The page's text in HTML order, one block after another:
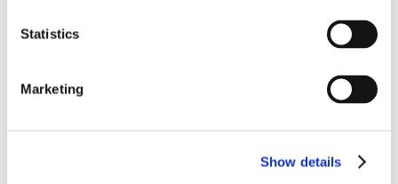
Statistics
Marketing
Show details
Continua a leggere